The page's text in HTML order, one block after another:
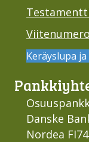
Keräyslupa
Danske
Nordea